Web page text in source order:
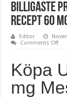
Billigaste
Recept 60
Editor
Comments Off
Köpa
mg